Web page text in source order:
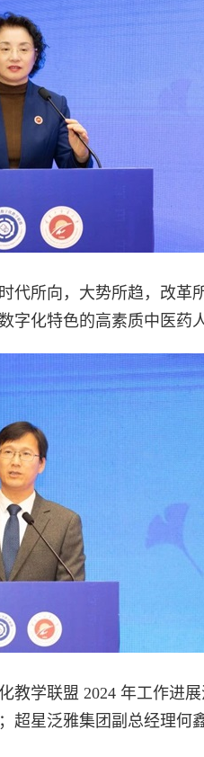
代所向，大势所趋，改革
化特色的高素质中医药
学联盟 2024 年工作进
超星泛雅集团副总经理何